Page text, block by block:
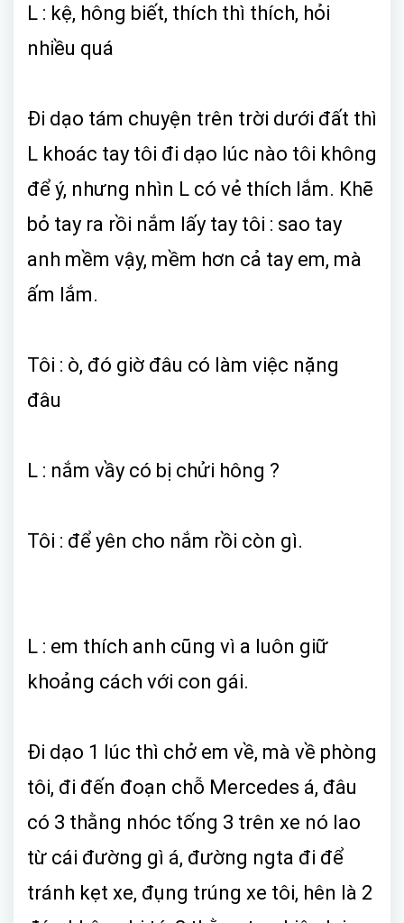
L : kệ, hông biết, thích thì thích, hỏi
nhiều quá
Đi dạo tám chuyện trên trời dưới đất thì
L khoác tay tôi đi dạo lúc nào tôi không
để ý, nhưng nhìn L có vẻ thích lắm. Khẽ
bỏ tay ra rồi nắm lấy tay tôi : sao tay
anh mềm vậy, mềm hơn cả tay em, mà
ấm lắm.
Tôi : ò, đó giờ đâu có làm việc nặng
đâu
L : nắm vầy có bị chửi hông ?
Tôi : để yên cho nắm rồi còn gì.
L : em thích anh cũng vì a luôn giữ
khoảng cách với con gái.
Đi dạo 1 lúc thì chở em về, mà về phòng
tôi, đi đến đoạn chỗ Mercedes á, đâu
có 3 thằng nhóc tống 3 trên xe nó lao
từ cái đường gì á, đường ngta đi để
tránh kẹt xe, đụng trúng xe tôi, hên là 2